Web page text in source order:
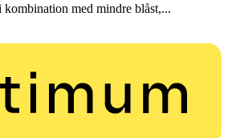
med mindre blåst,...